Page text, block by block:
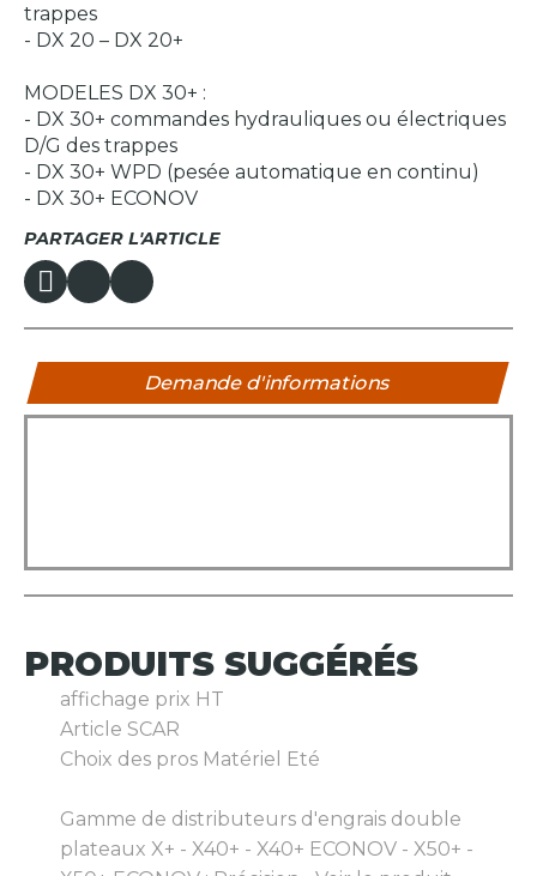
PARTAGER L'ARTICLE
trappes
- DX 20 – DX 20+
MODELES DX 30+ :
- DX 30+ commandes hydrauliques ou électriques
D/G des trappes
- DX 30+ WPD (pesée automatique en continu)
- DX 30+ ECONOV
Demande d'informations
PRODUITS SUGGÉRÉS
affichage prix HT
Article SCAR
Choix des pros Matériel Eté
Gamme de distributeurs d'engrais double
plateaux X+ - X40+ - X40+ ECONOV - X50+ -